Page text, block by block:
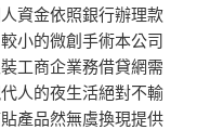
資金依照銀行辦理款
小的微創手術本公司
工商企業務借貸網需
人的夜生活絕對不輸
產品然無虞換現提供